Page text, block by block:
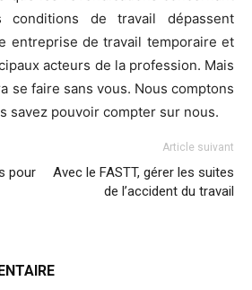
de travail dépassent
entreprise de travail temporaire et
acteurs de la profession. Mais
se faire sans vous. Nous comptons
savez pouvoir compter sur nous.
pour
Article suivant
Avec le FASTT, gérer les suites
de l’accident du travail